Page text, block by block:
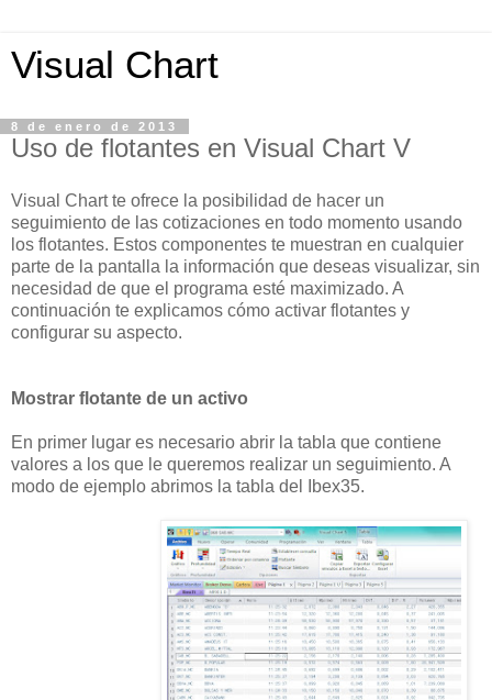
Visual Chart
8 de enero de 2013
Uso de flotantes en Visual Chart V
Visual Chart te ofrece la posibilidad de hacer un
seguimiento de las cotizaciones en todo momento usando
los flotantes. Estos componentes te muestran en cualquier
parte de la pantalla la información que deseas visualizar, sin
necesidad de que el programa esté maximizado. A
continuación te explicamos cómo activar flotantes y
configurar su aspecto.
Mostrar flotante de un activo
En primer lugar es necesario abrir la tabla que contiene
valores a los que le queremos realizar un seguimiento. A
modo de ejemplo abrimos la tabla del Ibex35.